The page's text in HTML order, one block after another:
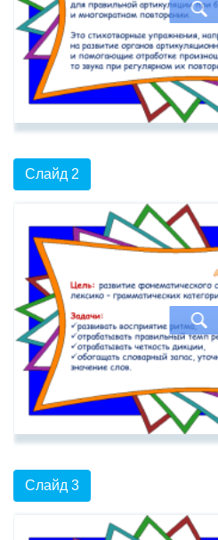
Слайд 2
Слайд 3